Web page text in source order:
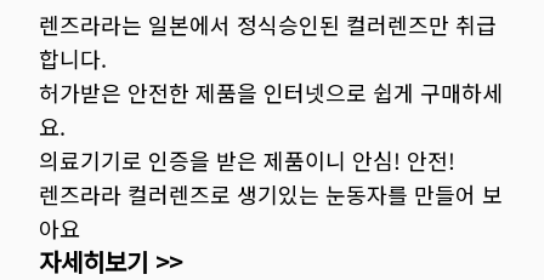
렌즈라라는 일본에서 정식승인된 컬러렌즈만 취급
합니다.
허가받은 안전한 제품을 인터넷으로 쉽게 구매하세
요.
의료기기로 인증을 받은 제품이니 안심! 안전!
렌즈라라 컬러렌즈로 생기있는 눈동자를 만들어 보
아요
자세히보기 >>